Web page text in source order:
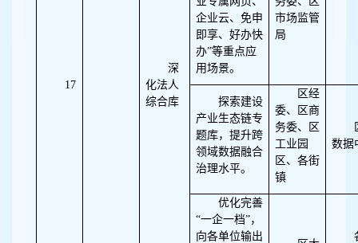
17
深
化法人
综合库
企业云、免申
即享、好办快
办”等重点应
用场景。
市场监管
局
探索建设
产业生态链专
题库，提升跨
领域数据融合
治理水平。
区经
委、区商
务委、区
工业园
区、各街
镇
数据
优化完善
“一企一档”，
向各单位输出